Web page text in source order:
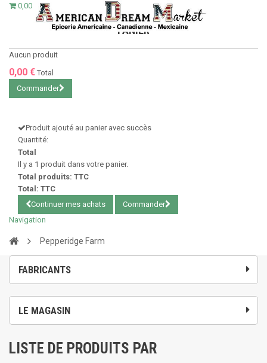
0,00 €
PANIER
Aucun produit
0,00 € Total
Commander
Produit ajouté au panier avec succès
Quantité:
Total
Il y a 1 produit dans votre panier.
Total produits: TTC
Total: TTC
Continuer mes achats
Commander
Navigation
Pepperidge Farm
FABRICANTS
LE MAGASIN
LISTE DE PRODUITS PAR